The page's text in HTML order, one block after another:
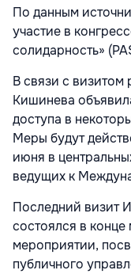
По данным
участие в
солидарность»
В связи с визитом
Кишинева
доступа в
Меры будут
июня в
ведущих к
Последний визит
состоялся в конце
мероприятии,
публичного